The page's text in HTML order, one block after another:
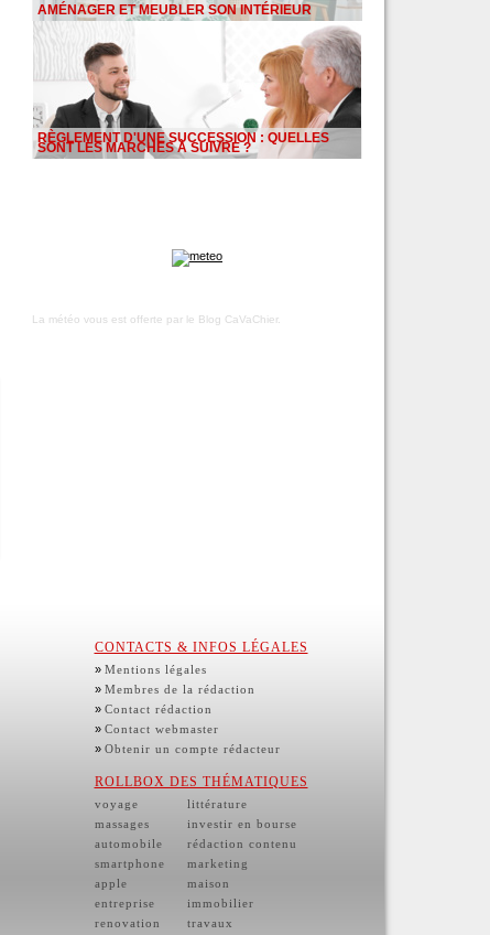
AMÉNAGER ET MEUBLER SON INTÉRIEUR
RÈGLEMENT D'UNE SUCCESSION : QUELLES
SONT LES MARCHES À SUIVRE ?
La météo vous est offerte par le Blog CaVaChier.
CONTACTS & INFOS LÉGALES
» Mentions légales
» Membres de la rédaction
» Contact rédaction
» Contact webmaster
» Obtenir un compte rédacteur
ROLLBOX DES THÉMATIQUES
voyage
massages
automobile
smartphone
apple
entreprise
renovation
littérature
investir en bourse
rédaction contenu
marketing
maison
immobilier
travaux